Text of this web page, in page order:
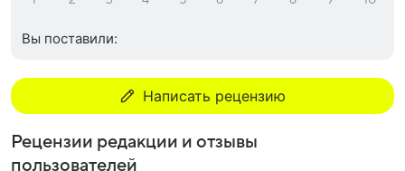
Вы поставили:
Написать рецензию
Рецензии редакции и отзывы
пользователей